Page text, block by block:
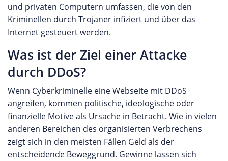
und privaten Computern umfassen, die von den
Kriminellen durch Trojaner infiziert und über das
Internet gesteuert werden.
Was ist der Ziel einer Attacke
durch DDoS?
Wenn Cyberkriminelle eine Webseite mit DDoS
angreifen, kommen politische, ideologische oder
finanzielle Motive als Ursache in Betracht. Wie in vielen
anderen Bereichen des organisierten Verbrechens
zeigt sich in den meisten Fällen Geld als der
entscheidende Beweggrund. Gewinne lassen sich